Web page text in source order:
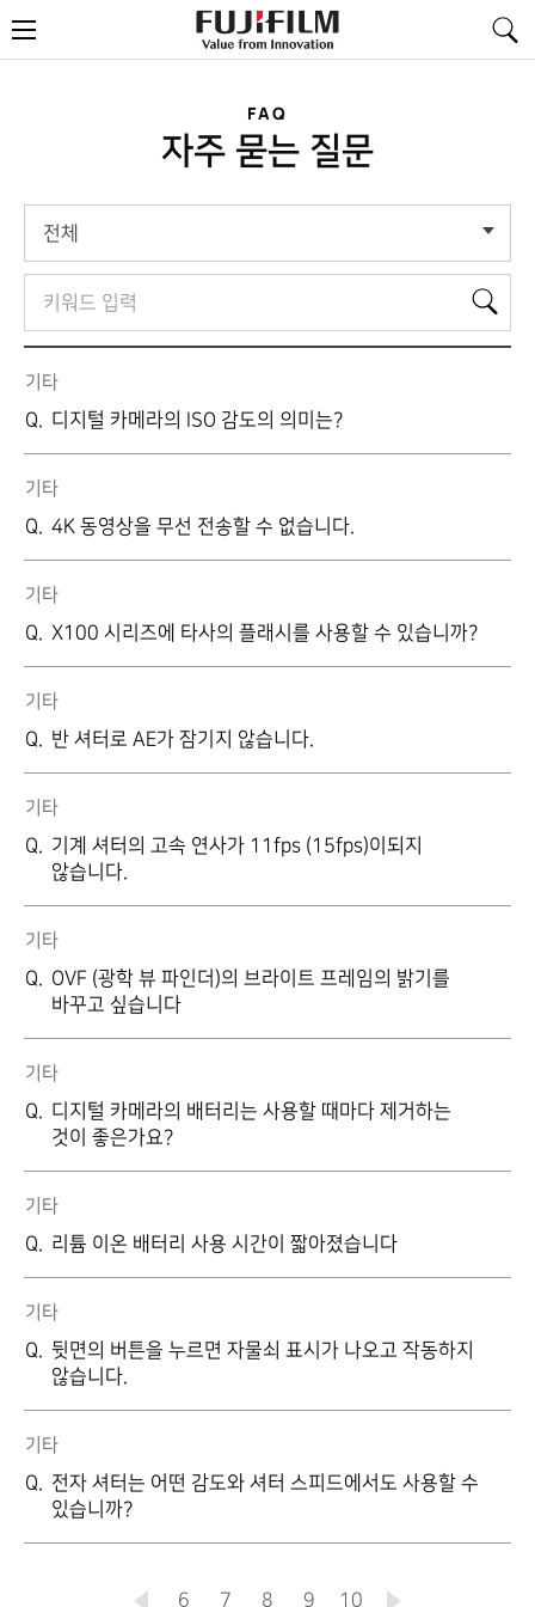
메
뉴
FAQ
자주 묻는 질문
전체
어
색
기타
디지털 카메라의 ISO 감도의 의미는?
기타
4K 동영상을 무선 전송할 수 없습니다.
기타
X100 시리즈에 타사의 플래시를 사용할 수 있습니까?
기타
반 셔터로 AE가 잠기지 않습니다.
기타
기계 셔터의 고속 연사가 11fps (15fps)이되지
않습니다.
기타
OVF (광학 뷰 파인더)의 브라이트 프레임의 밝기를
바꾸고 싶습니다
기타
디지털 카메라의 배터리는 사용할 때마다 제거하는
것이 좋은가요?
기타
리튬 이온 배터리 사용 시간이 짧아졌습니다
기타
뒷면의 버튼을 누르면 자물쇠 표시가 나오고 작동하지
않습니다.
기타
전자 셔터는 어떤 감도와 셔터 스피드에서도 사용할 수
있습니까?
6 7 현재
8 9 10